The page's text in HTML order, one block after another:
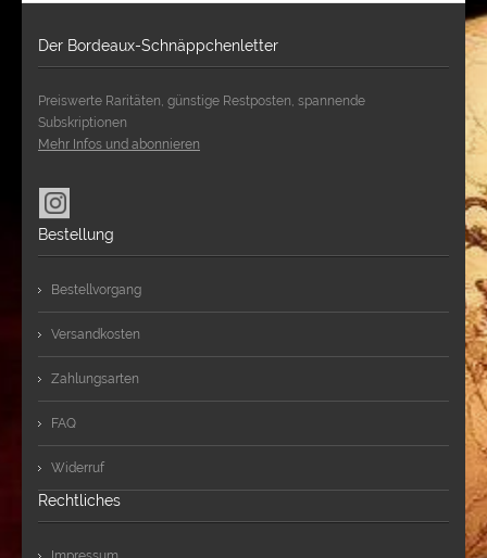
Der Bordeaux-Schnäppchenletter
Preiswerte Raritäten, günstige Restposten, spannende
Subskriptionen
Mehr Infos und abonnieren
Bestellung
Bestellvorgang
Versandkosten
Zahlungsarten
FAQ
Widerruf
Rechtliches